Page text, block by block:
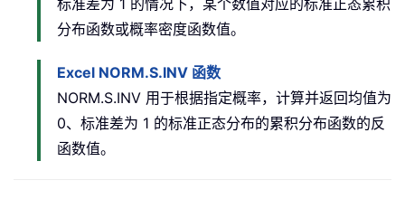
标准差为 1 的情况下，某个数值对应的标准正态累积
分布函数或概率密度函数值。
Excel NORM.S.INV 函数
NORM.S.INV 用于根据指定概率，计算并返回均值为
0、标准差为 1 的标准正态分布的累积分布函数的反
函数值。